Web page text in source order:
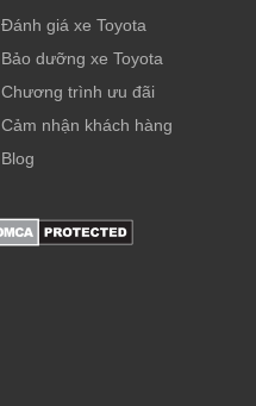
Đánh giá xe Toyota
Bảo dưỡng xe Toyota
Chương trình ưu đãi
Cảm nhận khách hàng
Blog